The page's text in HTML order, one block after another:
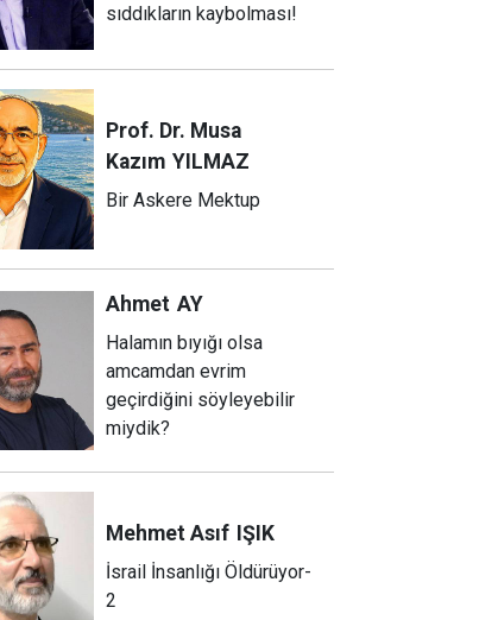
sıddıkların kaybolması!
Prof. Dr. Musa
Kazım YILMAZ
Bir Askere Mektup
Ahmet AY
Halamın bıyığı olsa
amcamdan evrim
geçirdiğini söyleyebilir
miydik?
Mehmet Asıf IŞIK
İsrail İnsanlığı Öldürüyor-
2